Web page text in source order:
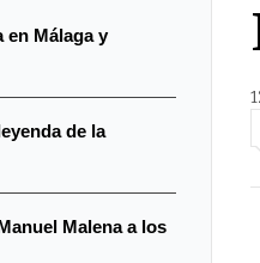
en Málaga y
de la
Malena a los